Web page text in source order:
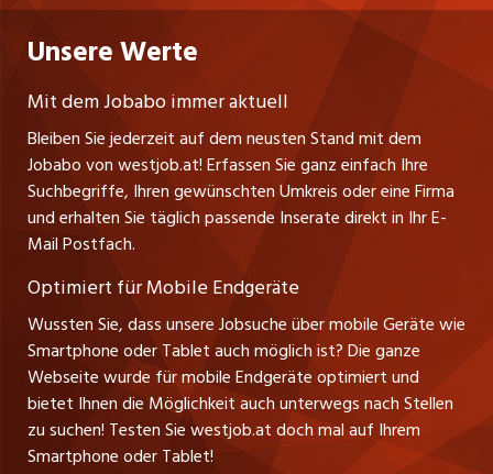
Praktika
Lehrstellen
Führungspositionen
Management / Kader-Jobs
Impressum
jobzüri.ch
jobmittelland.ch
jobbern.ch
jobbasel.ch
zentraljob.ch
myjob.ch
schaffu.ch (VS)
ajourjob.ch
russmedia.com
Gutenbergstrasse 1
A-6858 Schwarzach
Stefan Spötl
Tel. +43 664 39 47 47 7
Leiter westjob.at
Andrea Graf
Tel. +43 664 20 30 02 1
Verkauf und Beratung
Unsere Werte
Mit dem Jobabo immer aktuell
Bleiben Sie jederzeit auf dem neusten Stand mit dem
Jobabo von westjob.at! Erfassen Sie ganz einfach Ihre
Suchbegriffe, Ihren gewünschten Umkreis oder eine Firma
und erhalten Sie täglich passende Inserate direkt in Ihr E-
Mail Postfach.
Optimiert für Mobile Endgeräte
Wussten Sie, dass unsere Jobsuche über mobile Geräte wie
Smartphone oder Tablet auch möglich ist? Die ganze
Webseite wurde für mobile Endgeräte optimiert und
bietet Ihnen die Möglichkeit auch unterwegs nach Stellen
zu suchen! Testen Sie westjob.at doch mal auf Ihrem
Smartphone oder Tablet!